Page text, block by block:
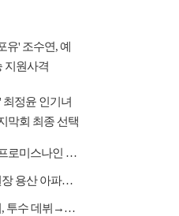
유' 조수연, 예
지원사격
최정윤 인기녀
막회 최종 선택
'꼬꼬무' 단종과 엄흥도…장항준·프로미스나인 이채영·적재 게스트 출연
'구해줘! 홈즈' 이모란 필라테스 원장 용산 아파트 방문…냄비뚜껑 운동법 소개
'야구여왕2' 배드민턴 출신 송민지, 투수 데뷔→장수영 반등 예고